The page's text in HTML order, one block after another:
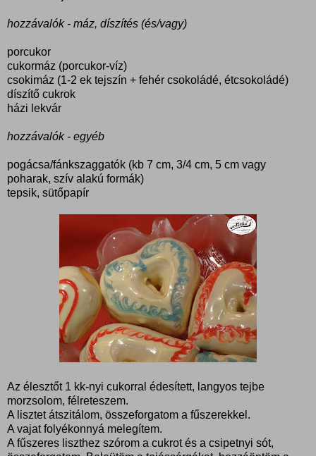
hozzávalók - máz, díszítés (és/vagy)
porcukor
cukormáz (porcukor-víz)
csokimáz (1-2 ek tejszín + fehér csokoládé, étcsokoládé)
díszítő cukrok
házi lekvár
hozzávalók - egyéb
pogácsa/fánkszaggatók (kb 7 cm, 3/4 cm, 5 cm vagy
poharak, szív alakú formák)
tepsik, sütőpapír
Az élesztőt 1 kk-nyi cukorral édesített, langyos tejbe
morzsolom, félreteszem.
A lisztet átszitálom, összeforgatom a fűszerekkel.
A vajat folyékonnyá melegítem.
A fűszeres liszthez szórom a cukrot és a csipetnyi sót,